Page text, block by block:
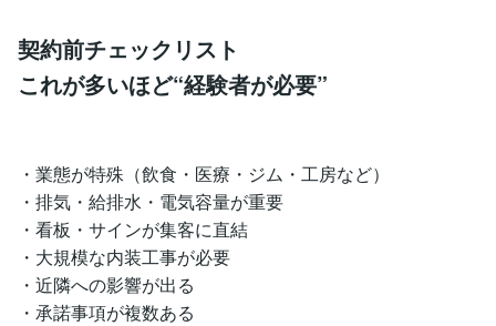
契約前チェックリスト
これが多いほど“経験者が必要”
・業態が特殊（飲食・医療・ジム・工房など）
・排気・給排水・電気容量が重要
・看板・サインが集客に直結
・大規模な内装工事が必要
・近隣への影響が出る
・承諾事項が複数ある